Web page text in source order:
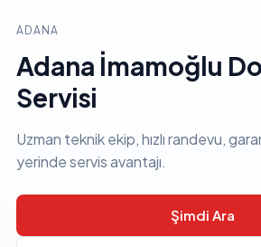
ADANA
Adana İmamoğlu
Servisi
Uzman teknik ekip, hızlı randevu,
yerinde servis avantajı.
Şimdi Ara